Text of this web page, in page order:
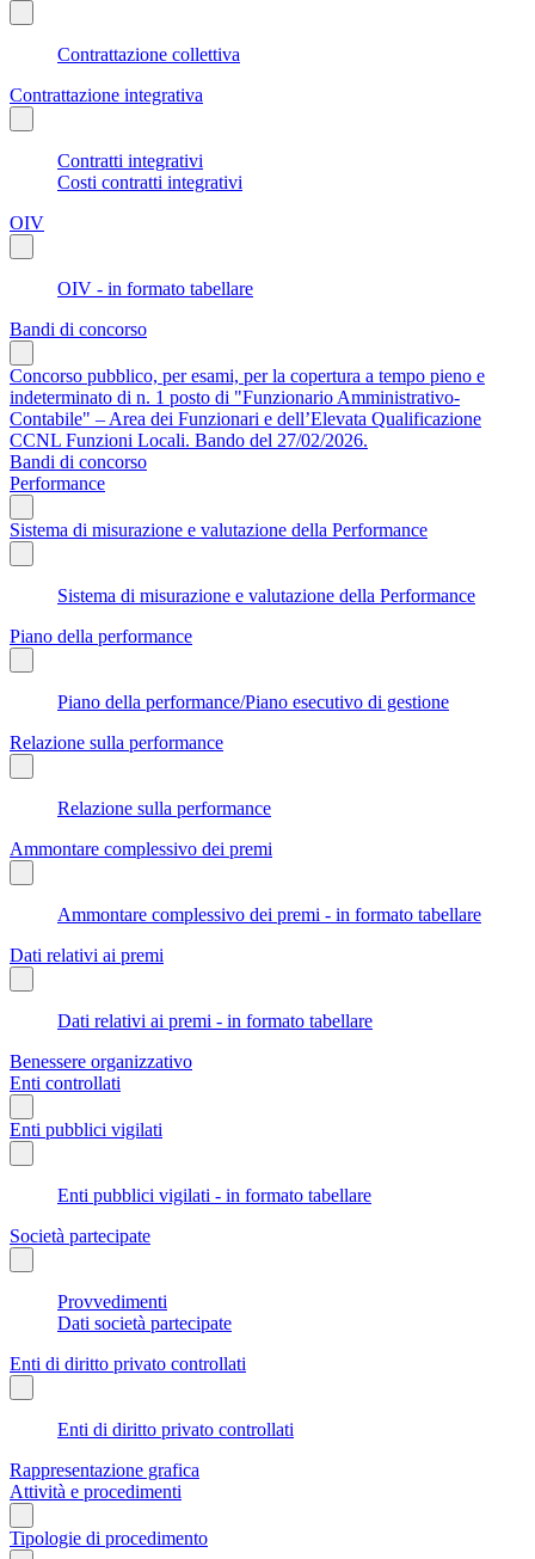
Contrattazione collettiva
Contrattazione integrativa
Contratti integrativi
Costi contratti integrativi
OIV
OIV - in formato tabellare
Bandi di concorso
Concorso pubblico, per esami, per la copertura a tempo pieno e
indeterminato di n. 1 posto di "Funzionario Amministrativo-
Contabile" – Area dei Funzionari e dell’Elevata Qualificazione
CCNL Funzioni Locali. Bando del 27/02/2026.
Bandi di concorso
Performance
Sistema di misurazione e valutazione della Performance
Sistema di misurazione e valutazione della Performance
Piano della performance
Piano della performance/Piano esecutivo di gestione
Relazione sulla performance
Relazione sulla performance
Ammontare complessivo dei premi
Ammontare complessivo dei premi - in formato tabellare
Dati relativi ai premi
Dati relativi ai premi - in formato tabellare
Benessere organizzativo
Enti controllati
Enti pubblici vigilati
Enti pubblici vigilati - in formato tabellare
Società partecipate
Provvedimenti
Dati società partecipate
Enti di diritto privato controllati
Enti di diritto privato controllati
Rappresentazione grafica
Attività e procedimenti
Tipologie di procedimento